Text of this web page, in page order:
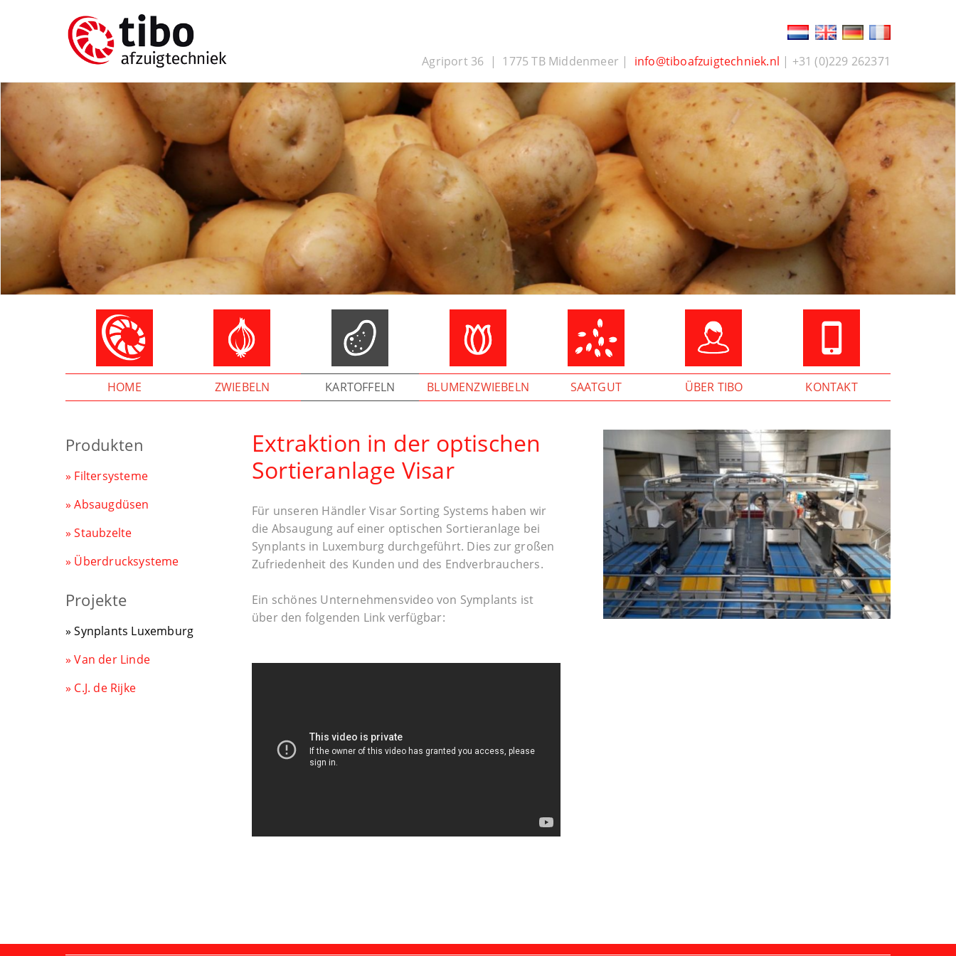
Agriport 36 | 1775 TB Middenmeer | info@tiboafzuigtechniek.nl | +31 (0)229 262371
HOME ZWIEBELN KARTOFFELN BLUMENZWIEBELN SAATGUT ÜBER TIBO KONTAKT
Produkten
» Filtersysteme
» Absaugdüsen
» Staubzelte
» Überdrucksysteme
Projekte
» Synplants Luxemburg
» Van der Linde
» C.J. de Rijke
Extraktion in der optischen
Sortieranlage Visar
Für unseren Händler Visar Sorting Systems haben wir
die Absaugung auf einer optischen Sortieranlage bei
Synplants in Luxemburg durchgeführt. Dies zur großen
Zufriedenheit des Kunden und des Endverbrauchers.
Ein schönes Unternehmensvideo von Symplants ist
über den folgenden Link verfügbar: